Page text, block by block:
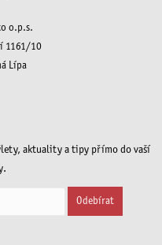
o.p.s.
1161/10
Lípa
aktuality a tipy přímo do vaší
Odebírat